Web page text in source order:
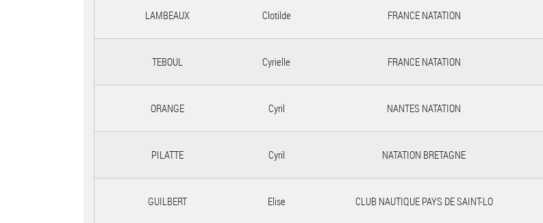
LAMBEAUX Clotilde FRANCE NATATION
TEBOUL Cyrielle FRANCE NATATION
ORANGE Cyril NANTES NATATION
PILATTE Cyril NATATION BRETAGNE
GUILBERT Elise CLUB NAUTIQUE PAYS DE SAINT-LO